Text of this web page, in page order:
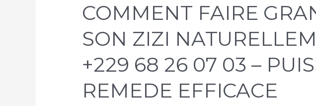
COMMENT FAIRE
SON ZIZI
+229 68 26 07 03 –
REMEDE EFFICACE